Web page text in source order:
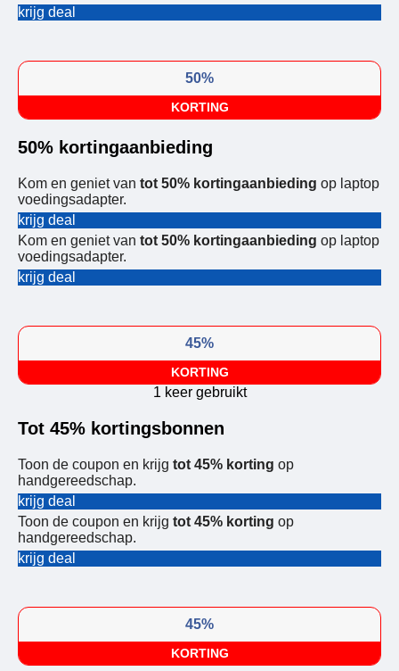
krijg deal
50%
KORTING
50% kortingaanbieding
Kom en geniet van tot 50% kortingaanbieding op laptop
voedingsadapter.
krijg deal
Kom en geniet van tot 50% kortingaanbieding op laptop
voedingsadapter.
krijg deal
45%
KORTING
1 keer gebruikt
Tot 45% kortingsbonnen
Toon de coupon en krijg tot 45% korting op
handgereedschap.
krijg deal
Toon de coupon en krijg tot 45% korting op
handgereedschap.
krijg deal
45%
KORTING